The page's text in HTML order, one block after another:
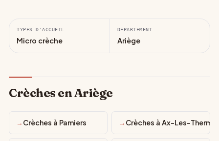
TYPES D'ACCUEIL
Micro crèche
DÉPARTEMENT
Ariège
Crèches en Ariège
Crèches à Pamiers Crèches à Ax-Les-